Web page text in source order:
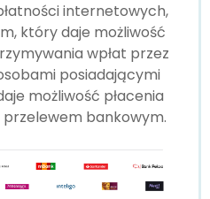
internetowych,
który daje możliwość
wpłat przez
posiadającymi
możliwość płacenia
bankowym.